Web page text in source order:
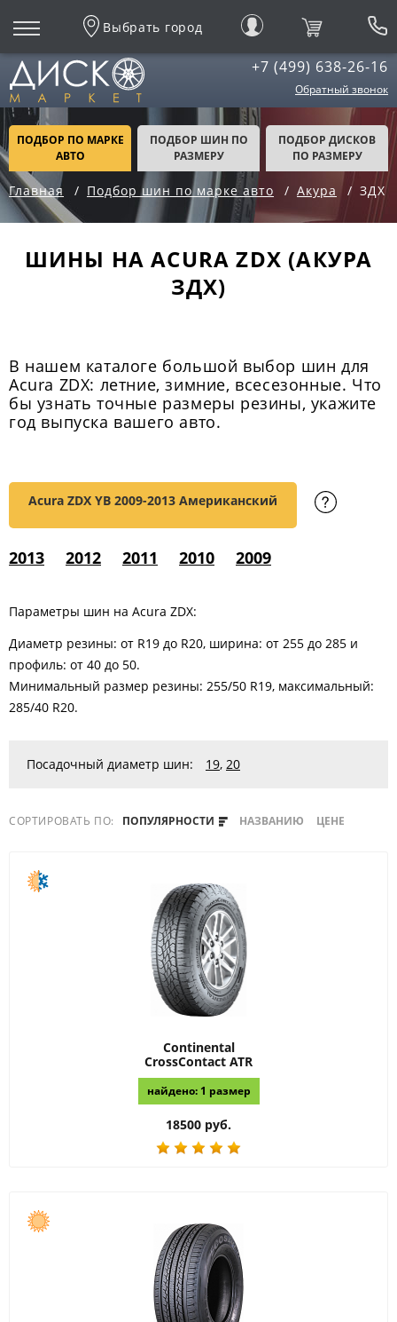
Выбрать город
+7 (499) 638-26-16
Обратный звонок
ПОДБОР ПО МАРКЕ
АВТО
ПОДБОР ШИН ПО
РАЗМЕРУ
ПОДБОР ДИСКОВ
ПО РАЗМЕРУ
Главная Подбор шин по марке авто Акура ЗДХ
ШИНЫ НА ACURA ZDX (АКУРА
ЗДХ)
В нашем каталоге большой выбор шин для
Acura ZDX: летние, зимние, всесезонные. Что
бы узнать точные размеры резины, укажите
год выпуска вашего авто.
Acura ZDX YB 2009-2013 Американский
2013 2012 2011 2010 2009
Параметры шин на Acura ZDX:
Диаметр резины: от R19 до R20, ширина: от 255 до 285 и
профиль: от 40 до 50.
Минимальный размер резины: 255/50 R19, максимальный:
285/40 R20.
Посадочный диаметр шин: 19, 20
СОРТИРОВАТЬ ПО: ПОПУЛЯРНОСТИ НАЗВАНИЮ ЦЕНЕ
Continental
CrossContact ATR
найдено: 1 размер
18500 руб.